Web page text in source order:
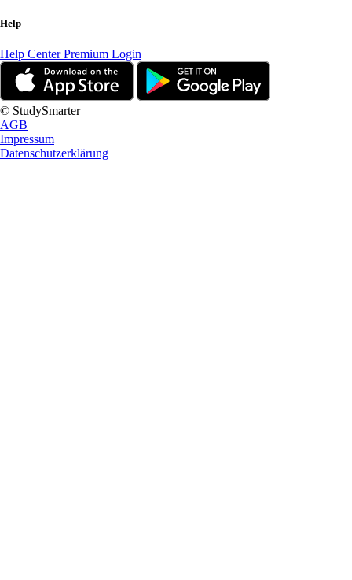
Help
Help CenterPremium Login
© StudySmarter
AGB
Impressum
Datenschutzerklärung